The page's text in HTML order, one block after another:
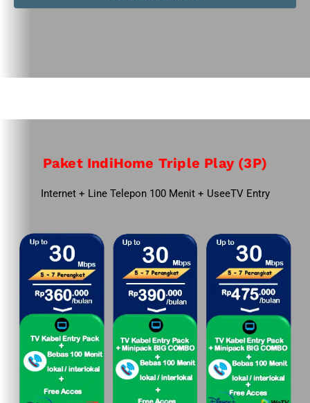
Paket IndiHome Triple Play (3P)
Internet + Line Telepon 100 Menit + UseeTV Entry